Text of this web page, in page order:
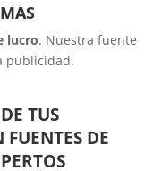
lucro. Nuestra fuente
publicidad.
TUS
FUENTES DE